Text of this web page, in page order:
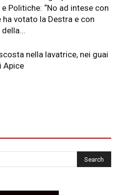
Politiche: “No ad intese con
ha votato la Destra e con
nella lavatrice, nei guai
Apice